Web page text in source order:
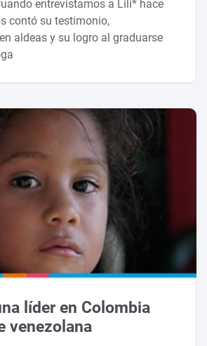
entrevistamos a Lili* hace
contó su testimonio,
aldeas y su logro al graduarse
líder en Colombia
venezolana